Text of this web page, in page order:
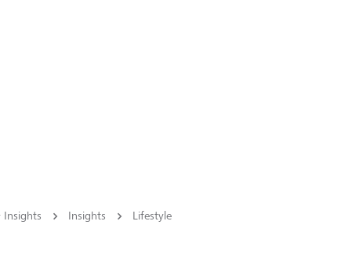
Insights Lifestyle